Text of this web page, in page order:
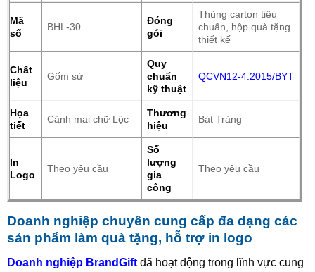
Mã
số
BHL-30
Đóng
gói
Thùng carton tiêu
chuẩn, hộp quà tặng
thiết kế
Chất
liệu
Gốm sứ
Quy
chuẩn
kỹ thuật
QCVN12-4:2015/BYT
Họa
tiết
Cành mai chữ Lộc
Thương
hiệu
Bát Tràng
In
Logo
Theo yêu cầu
Số
lượng
gia
công
Theo yêu cầu
Doanh nghiệp chuyên cung cấp đa dạng các
sản phẩm làm quà tặng, hỗ trợ in logo
Doanh nghiệp BrandGiftđã hoạt động trong lĩnh vực cung